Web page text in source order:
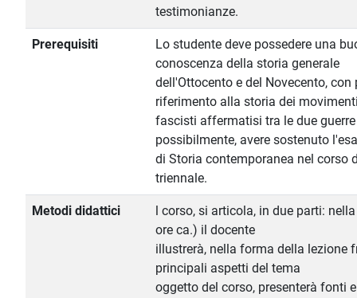
testimonianze.
Prerequisiti
Lo studente deve possedere una
conoscenza della storia generale
dell'Ottocento e del Novecento, con
riferimento alla storia dei
fascisti affermatisi tra le due
possibilmente, avere sostenuto
di Storia contemporanea nel corso
triennale.
Metodi didattici
l corso, si articola, in due parti:
ore ca.) il docente
illustrerà, nella forma della lezione
principali aspetti del tema
oggetto del corso, presenterà fonti e